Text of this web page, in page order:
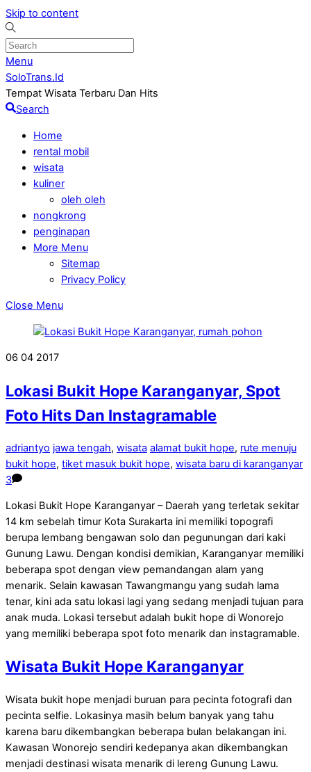
Skip to content
Menu
SoloTrans.Id
Tempat Wisata Terbaru Dan Hits
Search
Home
rental mobil
wisata
kuliner
oleh oleh
nongkrong
penginapan
More Menu
Sitemap
Privacy Policy
Close Menu
06 04 2017
Lokasi Bukit Hope Karanganyar, Spot
Foto Hits Dan Instagramable
adriantyo jawa tengah, wisata alamat bukit hope, rute menuju
bukit hope, tiket masuk bukit hope, wisata baru di karanganyar
3
Lokasi Bukit Hope Karanganyar – Daerah yang terletak sekitar
14 km sebelah timur Kota Surakarta ini memiliki topografi
berupa lembang bengawan solo dan pegunungan dari kaki
Gunung Lawu. Dengan kondisi demikian, Karanganyar memiliki
beberapa spot dengan view pemandangan alam yang
menarik. Selain kawasan Tawangmangu yang sudah lama
tenar, kini ada satu lokasi lagi yang sedang menjadi tujuan para
anak muda. Lokasi tersebut adalah bukit hope di Wonorejo
yang memiliki beberapa spot foto menarik dan instagramable.
Wisata Bukit Hope Karanganyar
Wisata bukit hope menjadi buruan para pecinta fotografi dan
pecinta selfie. Lokasinya masih belum banyak yang tahu
karena baru dikembangkan beberapa bulan belakangan ini.
Kawasan Wonorejo sendiri kedepanya akan dikembangkan
menjadi destinasi wisata menarik di lereng Gunung Lawu.